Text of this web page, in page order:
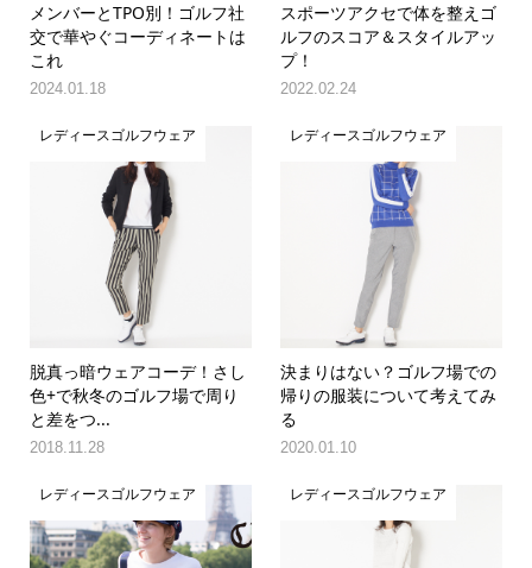
メンバーとTPO別！ゴルフ社
交で華やぐコーディネートは
これ
2024.01.18
スポーツアクセで体を整えゴ
ルフのスコア＆スタイルアッ
プ！
2022.02.24
レディースゴルフウェア
脱真っ暗ウェアコーデ！さし
色+で秋冬のゴルフ場で周り
と差をつ...
2018.11.28
レディースゴルフウェア
決まりはない？ゴルフ場での
帰りの服装について考えてみ
る
2020.01.10
レディースゴルフウェア レディースゴルフウェア